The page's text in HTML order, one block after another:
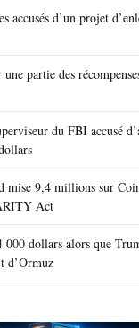
accusés d’un projet
partie des
du FBI accusé
mise 9,4 millions sur
Act
000 dollars alors que
d’Ormuz